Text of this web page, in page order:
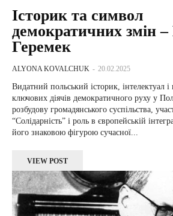
Історик та символ
демократичних змін –
Геремек
ALYONA KOVALCHUK - 20.02.2025
Видатний польський історик, інтелектуал
ключових діячів демократичного руху у
розбудову громадянського суспільства,
“Солідарність” і роль в європейській
його знаковою фігурою сучасної...
VIEW POST